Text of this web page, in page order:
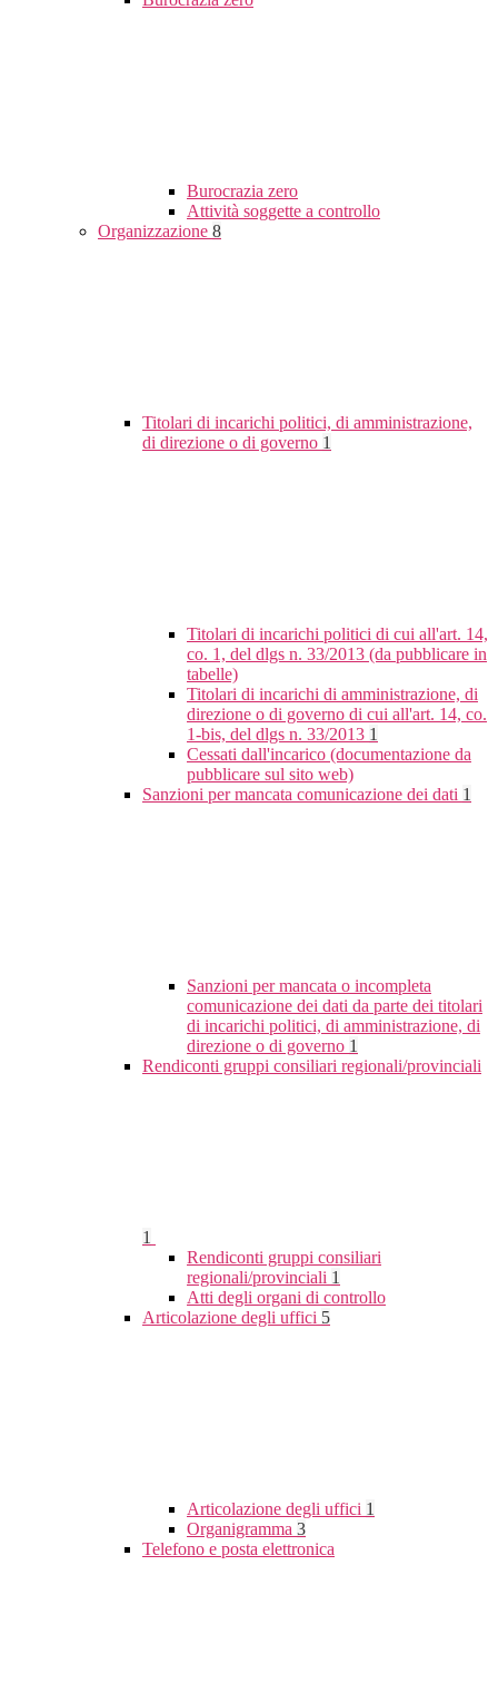
Burocrazia zero
Attività soggette a controllo
Organizzazione 8
Titolari di incarichi politici, di amministrazione,
di direzione o di governo 1
Titolari di incarichi politici di cui all'art. 14,
co. 1, del dlgs n. 33/2013 (da pubblicare in
tabelle)
Titolari di incarichi di amministrazione, di
direzione o di governo di cui all'art. 14, co.
1-bis, del dlgs n. 33/2013 1
Cessati dall'incarico (documentazione da
pubblicare sul sito web)
Sanzioni per mancata comunicazione dei dati 1
Sanzioni per mancata o incompleta
comunicazione dei dati da parte dei titolari
di incarichi politici, di amministrazione, di
direzione o di governo 1
Rendiconti gruppi consiliari regionali/provinciali
1
Rendiconti gruppi consiliari
regionali/provinciali 1
Atti degli organi di controllo
Articolazione degli uffici 5
Articolazione degli uffici 1
Organigramma 3
Telefono e posta elettronica